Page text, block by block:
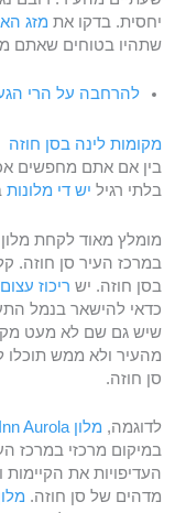
יחסית. בדקו את מזג
שתהיו בטוחים שאתם
להרחבה על הרי
מקומות לינה בסן חוזה
בין אם אתם מחפשים
בלתי רגיל יש די מלונות
מומלץ מאוד לקחת
במרכז העיר סן חוזה.
בסן חוזה. יש ריכוז
כדאי להישאר בנמל
שיש גם שם לא מעט
מהעיר ולא ממש תוכלו
סן חוזה.
לדוגמה, מלון Holiday Inn Aurola
במיקום מרכזי במרכז
מדהים של סן חוזה.